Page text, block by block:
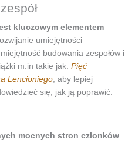
kluczowym elementem
umiejętności
budowania zespołów i
m.in takie jak: Pięć
Lencioniego, aby lepiej
się, jak ją poprawić.
mocnych stron członków